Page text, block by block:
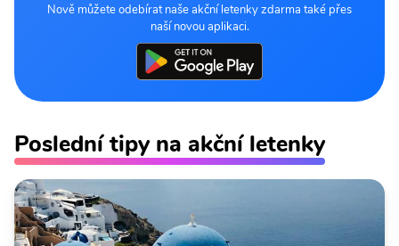
Nově můžete odebírat naše akční letenky zdarma také přes
naší novou aplikaci.
Poslední tipy na akční letenky